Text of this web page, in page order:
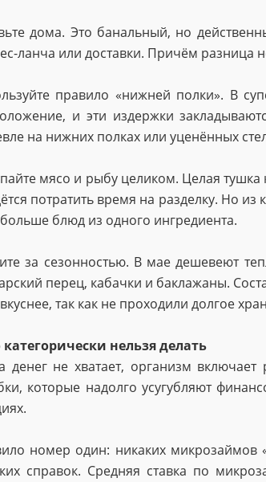
дома. Это банальный, но
ланча или доставки. Причём разница
правило «нижней полки». В
и эти издержки
на нижних полках или уценённых
мясо и рыбу целиком. Целая
потратить время на разделку. Но
блюд из одного ингредиента.
за сезонностью. В мае дешевеют
перец, кабачки и баклажаны.
так как не проходили долгое
категорически нельзя делать
денег не хватает, организм
которые надолго усугубляют
номер один: никаких микрозаймов
справок. Средняя ставка по